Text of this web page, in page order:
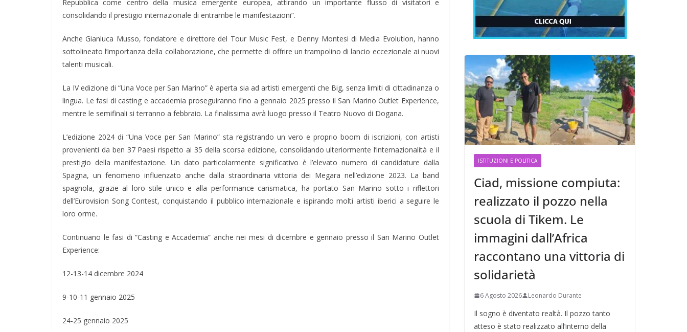
Repubblica come centro della musica emergente europea, attirando un importante flusso di visitatori e
consolidando il prestigio internazionale di entrambe le manifestazioni”.
Anche Gianluca Musso, fondatore e direttore del Tour Music Fest, e Denny Montesi di Media Evolution, hanno
sottolineato l’importanza della collaborazione, che permette di offrire un trampolino di lancio eccezionale ai nuovi
talenti musicali.
La IV edizione di “Una Voce per San Marino” è aperta sia ad artisti emergenti che Big, senza limiti di cittadinanza o
lingua. Le fasi di casting e accademia proseguiranno fino a gennaio 2025 presso il San Marino Outlet Experience,
mentre le semifinali si terranno a febbraio. La finalissima avrà luogo presso il Teatro Nuovo di Dogana.
L’edizione 2024 di “Una Voce per San Marino” sta registrando un vero e proprio boom di iscrizioni, con artisti
provenienti da ben 37 Paesi rispetto ai 35 della scorsa edizione, consolidando ulteriormente l’internazionalità e il
prestigio della manifestazione. Un dato particolarmente significativo è l’elevato numero di candidature dalla
Spagna, un fenomeno influenzato anche dalla straordinaria vittoria dei Megara nell’edizione 2023. La band
spagnola, grazie al loro stile unico e alla performance carismatica, ha portato San Marino sotto i riflettori
dell’Eurovision Song Contest, conquistando il pubblico internazionale e ispirando molti artisti iberici a seguire le
loro orme.
Continuano le fasi di “Casting e Accademia” anche nei mesi di dicembre e gennaio presso il San Marino Outlet
Experience:
12-13-14 dicembre 2024
9-10-11 gennaio 2025
24-25 gennaio 2025
ISTITUZIONI E POLITICA
Ciad, missione compiuta:
realizzato il pozzo nella
scuola di Tikem. Le
immagini dall’Africa
raccontano una vittoria di
solidarietà
6 Agosto 2026 Leonardo Durante
Il sogno è diventato realtà. Il pozzo tanto
atteso è stato realizzato all’interno della